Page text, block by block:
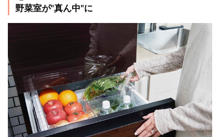
野菜室が"真ん中"に